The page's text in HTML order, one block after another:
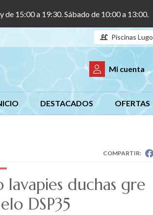
de 15:00 a 19:30. Sábado de 10:00 a 13:00.
Piscinas Lugo
Mi cuenta
DESTACADOS OFERTAS
COMPARTIR:
lavapies duchas gre
DSP35